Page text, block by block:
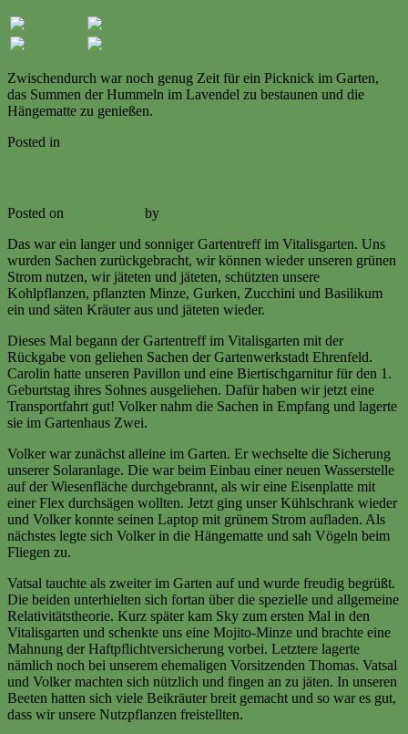
Zwischendurch war noch genug Zeit für ein Picknick im Garten,
das Summen der Hummeln im Lavendel zu bestaunen und die
Hängematte zu genießen.
Posted in
Posted on by
Das war ein langer und sonniger Gartentreff im Vitalisgarten. Uns
wurden Sachen zurückgebracht, wir können wieder unseren grünen
Strom nutzen, wir jäteten und jäteten, schützten unsere
Kohlpflanzen, pflanzten Minze, Gurken, Zucchini und Basilikum
ein und säten Kräuter aus und jäteten wieder.
Dieses Mal begann der Gartentreff im Vitalisgarten mit der
Rückgabe von geliehen Sachen der Gartenwerkstadt Ehrenfeld.
Carolin hatte unseren Pavillon und eine Biertischgarnitur für den 1.
Geburtstag ihres Sohnes ausgeliehen. Dafür haben wir jetzt eine
Transportfahrt gut! Volker nahm die Sachen in Empfang und lagerte
sie im Gartenhaus Zwei.
Volker war zunächst alleine im Garten. Er wechselte die Sicherung
unserer Solaranlage. Die war beim Einbau einer neuen Wasserstelle
auf der Wiesenfläche durchgebrannt, als wir eine Eisenplatte mit
einer Flex durchsägen wollten. Jetzt ging unser Kühlschrank wieder
und Volker konnte seinen Laptop mit grünem Strom aufladen. Als
nächstes legte sich Volker in die Hängematte und sah Vögeln beim
Fliegen zu.
Vatsal tauchte als zweiter im Garten auf und wurde freudig begrüßt.
Die beiden unterhielten sich fortan über die spezielle und allgemeine
Relativitätstheorie. Kurz später kam Sky zum ersten Mal in den
Vitalisgarten und schenkte uns eine Mojito-Minze und brachte eine
Mahnung der Haftpflichtversicherung vorbei. Letztere lagerte
nämlich noch bei unserem ehemaligen Vorsitzenden Thomas. Vatsal
und Volker machten sich nützlich und fingen an zu jäten. In unseren
Beeten hatten sich viele Beikräuter breit gemacht und so war es gut,
dass wir unsere Nutzpflanzen freistellten.